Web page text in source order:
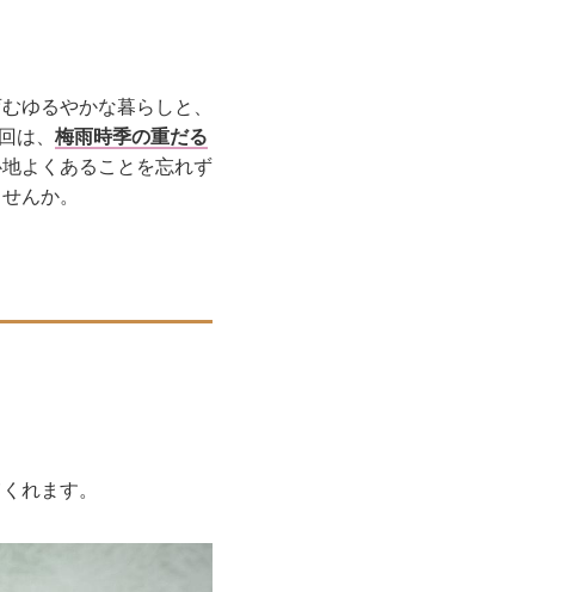
ゆるやかな暮らしと、
は、 梅雨時季の重だる
よくあることを忘れず
んか。
れます。